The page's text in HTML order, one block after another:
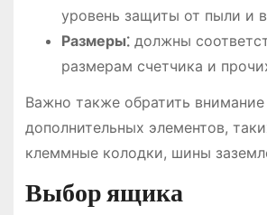
уровень защиты от пыли и
Размеры⁚должны
размерам счетчика и
Важно также обратить
дополнительных элементов,
клеммные колодки, шины
Выбор ящика